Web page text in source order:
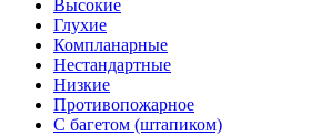
Высокие
Глухие
Компланарные
Нестандартные
Низкие
Противопожарное
С багетом (штапиком)